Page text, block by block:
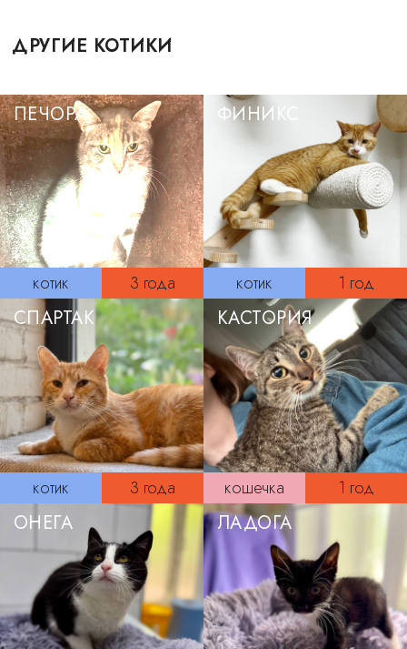
ДРУГИЕ КОТИКИ
котик 3 года
ПЕЧОРА
котик 1 год
ФИНИКС
котик 3 года
СПАРТАК
кошечка 1 год
КАСТОРИЯ
ОНЕГА ЛАДОГА